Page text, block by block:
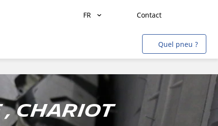
FR Contact
Transport de marchandises
Transport de personnes
Agriculture
Construction & Industrie
Mines & Carrières
Quel pneu ?
Chariot